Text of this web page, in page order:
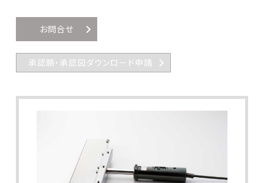
お問合せ
承認願・承認図ダウンロード申請